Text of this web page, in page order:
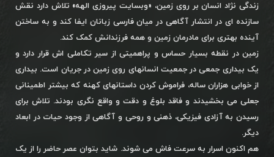
زندگی نژاد انسان بر روی زمین، «وبسایت پیروزی الهه» تلاش دارد نقش
سازنده ای در انتشار آگاهی در میان فارسی زبانان ایفا کند و به ساختن
آینده بهتری برای مادرمان زمین و همه فرزندانش کمک کند.
زمین در نقطه بسیار حساس و پراهمیتی از سیر تکاملی اش قرار دارد و
یک بیداری جمعی در جمعیت انسانهای روی زمین در جریان است. بیداری
از خوابی هزاران ساله، فراموش کردن داستانهای کهنه که بیشتر اطمینانی
جعلی می بخشیدند و فاقد بلوغ و دقت و واقع نگری بودند. تلاش برای
رسیدن به آزادی فیزیکی، ذهنی و روحی و آگاهی از وجود حیات در ابعاد
دیگر.
هم اکنون اسرار به سرعت فاش می شوند. شاید بتوان عصر حاضر را از یک